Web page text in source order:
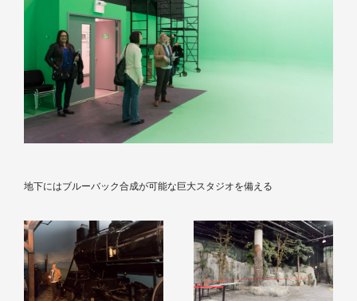
地下にはブルーバック合成が可能な巨大スタジオを備える